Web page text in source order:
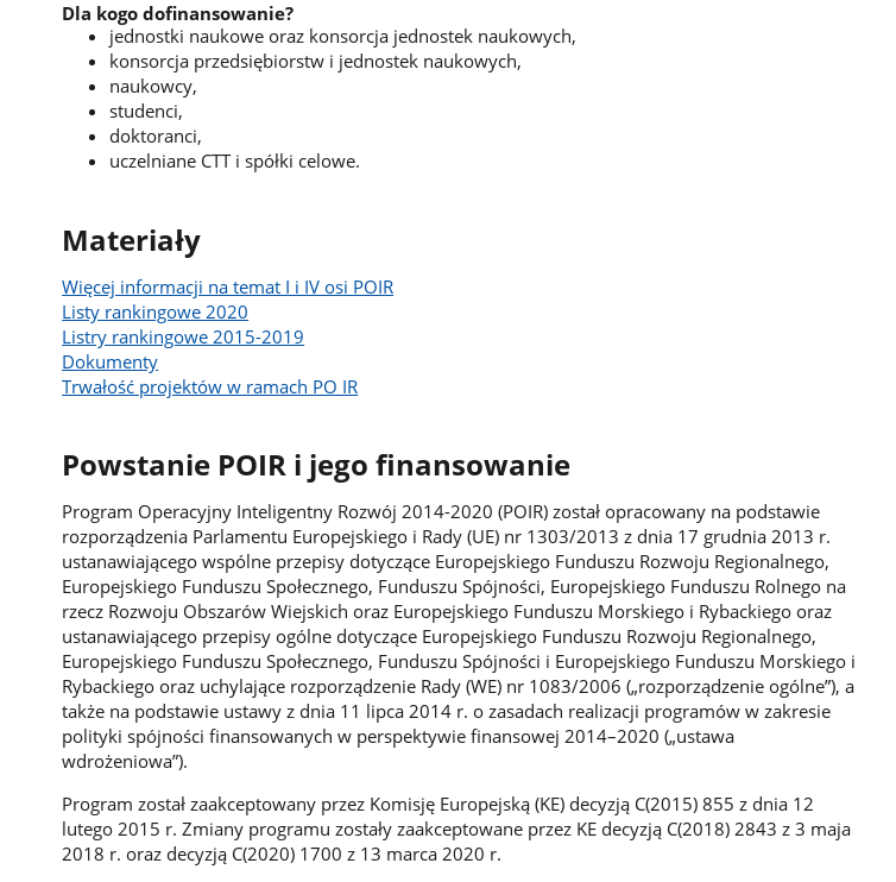
Dla kogo dofinansowanie?
jednostki naukowe oraz konsorcja jednostek naukowych,
konsorcja przedsiębiorstw i jednostek naukowych,
naukowcy,
studenci,
doktoranci,
uczelniane CTT i spółki celowe.
Materiały
Więcej informacji na temat I i IV osi POIR
Listy rankingowe 2020
Listry rankingowe 2015-2019
Dokumenty
Trwałość projektów w ramach PO IR
Powstanie POIR i jego finansowanie
Program Operacyjny Inteligentny Rozwój 2014-2020 (POIR) został opracowany na podstawie
rozporządzenia Parlamentu Europejskiego i Rady (UE) nr 1303/2013 z dnia 17 grudnia 2013 r.
ustanawiającego wspólne przepisy dotyczące Europejskiego Funduszu Rozwoju Regionalnego,
Europejskiego Funduszu Społecznego, Funduszu Spójności, Europejskiego Funduszu Rolnego na
rzecz Rozwoju Obszarów Wiejskich oraz Europejskiego Funduszu Morskiego i Rybackiego oraz
ustanawiającego przepisy ogólne dotyczące Europejskiego Funduszu Rozwoju Regionalnego,
Europejskiego Funduszu Społecznego, Funduszu Spójności i Europejskiego Funduszu Morskiego i
Rybackiego oraz uchylające rozporządzenie Rady (WE) nr 1083/2006 („rozporządzenie ogólne”), a
także na podstawie ustawy z dnia 11 lipca 2014 r. o zasadach realizacji programów w zakresie
polityki spójności finansowanych w perspektywie finansowej 2014–2020 („ustawa
wdrożeniowa”).
Program został zaakceptowany przez Komisję Europejską (KE) decyzją C(2015) 855 z dnia 12
lutego 2015 r. Zmiany programu zostały zaakceptowane przez KE decyzją C(2018) 2843 z 3 maja
2018 r. oraz decyzją C(2020) 1700 z 13 marca 2020 r.